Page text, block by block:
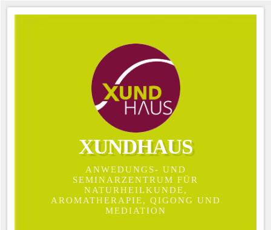
XUNDHAUS
ANWEDUNGS- UND
SEMINARZENTRUM FÜR
NATURHEILKUNDE,
AROMATHERAPIE, QIGONG UND
MEDIATION